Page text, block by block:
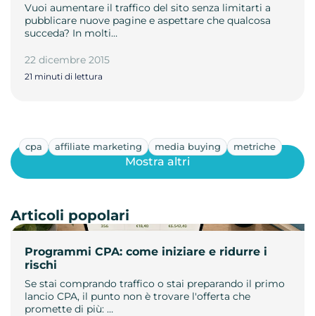
Vuoi aumentare il traffico del sito senza limitarti a
pubblicare nuove pagine e aspettare che qualcosa
succeda? In molti…
22 dicembre 2015
21 minuti di lettura
cpa affiliate marketing media buying metriche
Programmi CPA: come iniziare e ridurre i
rischi
Se stai comprando traffico o stai preparando il primo
lancio CPA, il punto non è trovare l'offerta che
promette di più: …
Mostra altri
Articoli popolari